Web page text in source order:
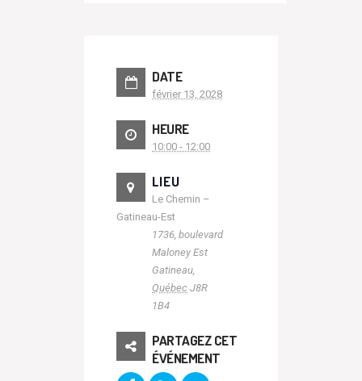
DATE
février 13, 2028
HEURE
10:00 - 12:00
LIEU
Le Chemin –
Gatineau-Est
1736, boulevard
Maloney Est
Gatineau,
Québec J8R
1B4
PARTAGEZ CET
ÉVÉNEMENT